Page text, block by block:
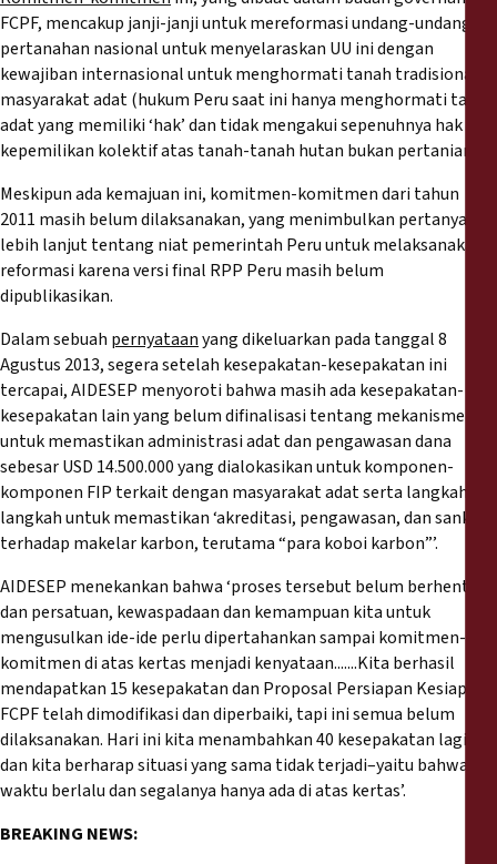
FCPF, mencakup janji-janji untuk mereformasi undang-undang
pertanahan nasional untuk menyelaraskan UU ini dengan
kewajiban internasional untuk menghormati tanah tradisional
masyarakat adat (hukum Peru saat ini hanya menghormati tanah
adat yang memiliki ‘hak’ dan tidak mengakui sepenuhnya hak
kepemilikan kolektif atas tanah-tanah hutan bukan pertanian).
Meskipun ada kemajuan ini, komitmen-komitmen dari tahun
2011 masih belum dilaksanakan, yang menimbulkan pertanyaan
lebih lanjut tentang niat pemerintah Peru untuk melaksanakan
reformasi karena versi final RPP Peru masih belum
dipublikasikan.
Dalam sebuah pernyataanyang dikeluarkan pada tanggal 8
Agustus 2013, segera setelah kesepakatan-kesepakatan ini
tercapai, AIDESEP menyoroti bahwa masih ada kesepakatan-
kesepakatan lain yang belum difinalisasi tentang mekanisme
untuk memastikan administrasi adat dan pengawasan dana
sebesar USD 14.500.000 yang dialokasikan untuk komponen-
komponen FIP terkait dengan masyarakat adat serta langkah-
langkah untuk memastikan ‘akreditasi, pengawasan, dan sanksi
terhadap makelar karbon, terutama “para koboi karbon”’.
AIDESEP menekankan bahwa ‘proses tersebut belum berhenti
dan persatuan, kewaspadaan dan kemampuan kita untuk
mengusulkan ide-ide perlu dipertahankan sampai komitmen-
komitmen di atas kertas menjadi kenyataan.......Kita berhasil
mendapatkan 15 kesepakatan dan Proposal Persiapan Kesiapan
FCPF telah dimodifikasi dan diperbaiki, tapi ini semua belum
dilaksanakan. Hari ini kita menambahkan 40 kesepakatan lagi
dan kita berharap situasi yang sama tidak terjadi–yaitu bahwa
waktu berlalu dan segalanya hanya ada di atas kertas’.
BREAKING NEWS: